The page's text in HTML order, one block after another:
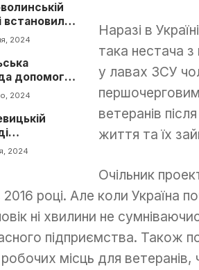
встановили
2024
допомогла
біля
2024
овочів, ягід
2024
Наразі в
така нестача
у лавах ЗСУ
першочерговим
ветеранів
життя та їх
Очільник
році. Але коли Україна
ні хвилини не
підприємства. Також
місць для ветеранів,